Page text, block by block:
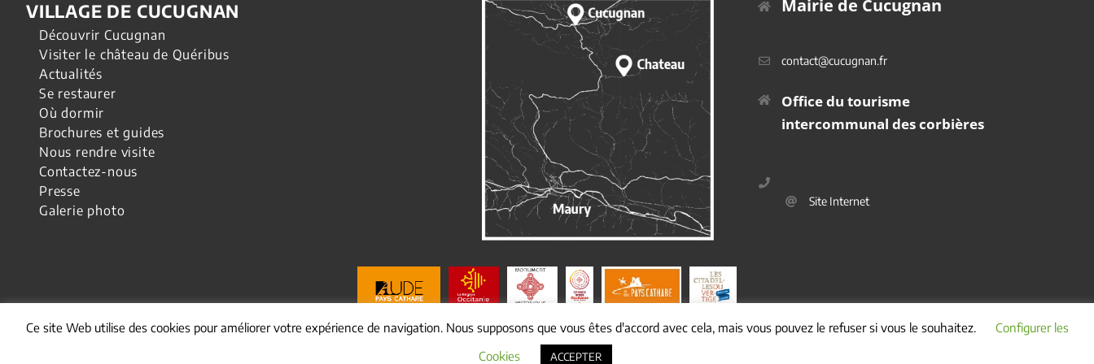
VILLAGE DE CUCUGNAN
Découvrir Cucugnan
Visiter le château de Quéribus
Actualités
Se restaurer
Où dormir
Brochures et guides
Nous rendre visite
Contactez-nous
Presse
Galerie photo
Mairie de Cucugnan
contact@cucugnan.fr
Office du tourisme
intercommunal des corbières
Site Internet
2026 Mairie de cucugnan |Mentions légales
Ce site Web utilise des cookies pour améliorer votre expérience de navigation. Nous supposons que vous êtes d'accord avec cela, mais vous pouvez le refuser si vous le souhaitez.
Configurer les
Cookies
ACCEPTER